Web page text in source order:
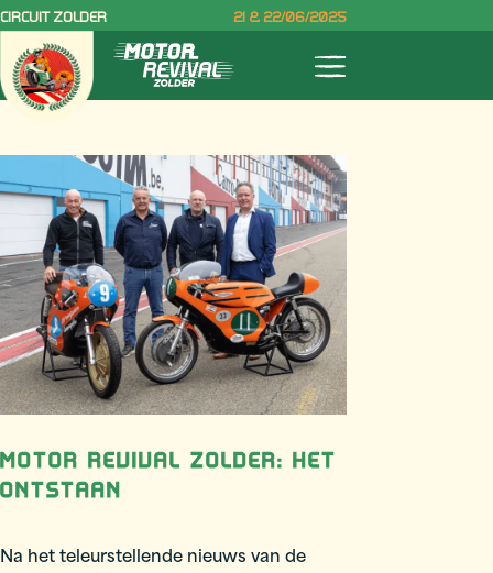
CIRCUIT ZOLDER 21 & 22/06/2025
MOTOR REVIVAL ZOLDER: HET
ONTSTAAN
Na het teleurstellende nieuws van de